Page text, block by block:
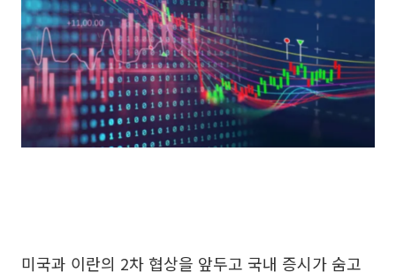
미국과 이란의 2차 협상을 앞두고 국내 증시가 숨고